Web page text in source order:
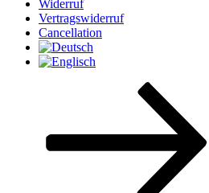
Widerruf
Vertragswiderruf
Cancellation